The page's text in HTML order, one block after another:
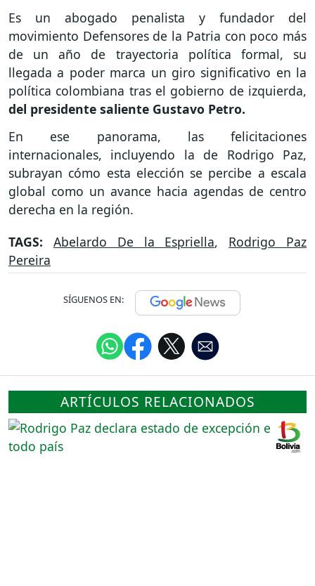
Es un abogado penalista y fundador del
movimiento Defensores de la Patria con poco más
de un año de trayectoria política formal, su
llegada a poder marca un giro significativo en la
política colombiana tras el gobierno de izquierda,
del presidente saliente Gustavo Petro.
En ese panorama, las felicitaciones
internacionales, incluyendo la de Rodrigo Paz,
subrayan cómo esta elección se percibe a escala
global como un avance hacia agendas de centro
derecha en la región.
TAGS: Abelardo De la Espriella, Rodrigo Paz
Pereira
SÍGUENOS EN:
ARTÍCULOS RELACIONADOS